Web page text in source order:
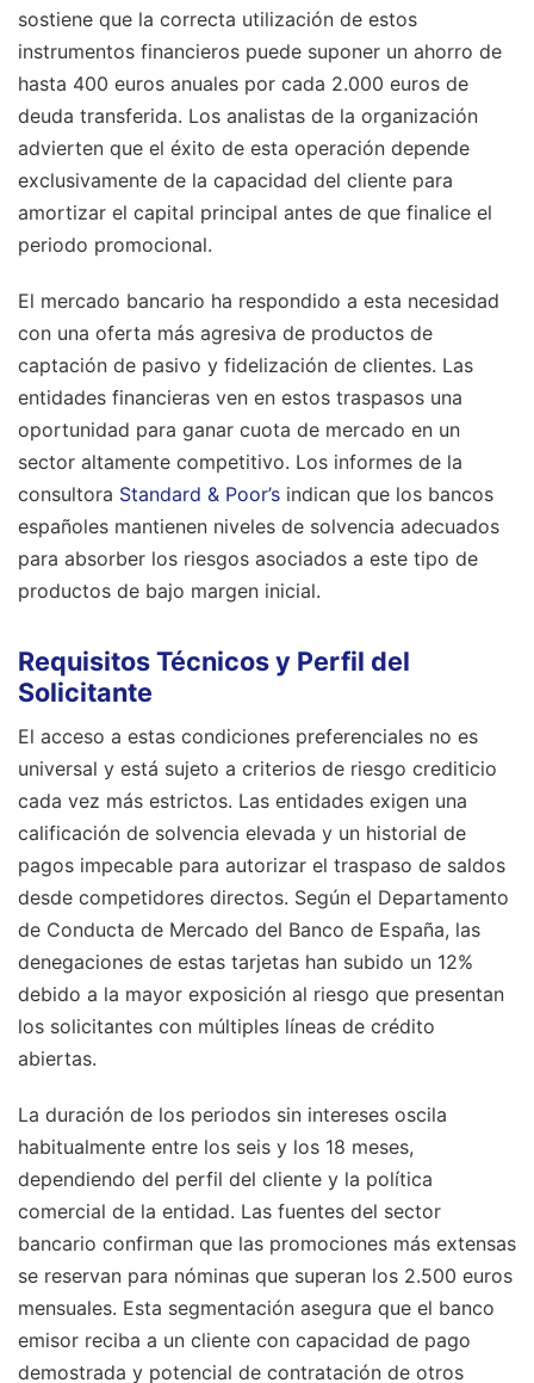
sostiene que la correcta utilización de estos
instrumentos financieros puede suponer un ahorro de
hasta 400 euros anuales por cada 2.000 euros de
deuda transferida. Los analistas de la organización
advierten que el éxito de esta operación depende
exclusivamente de la capacidad del cliente para
amortizar el capital principal antes de que finalice el
periodo promocional.
El mercado bancario ha respondido a esta necesidad
con una oferta más agresiva de productos de
captación de pasivo y fidelización de clientes. Las
entidades financieras ven en estos traspasos una
oportunidad para ganar cuota de mercado en un
sector altamente competitivo. Los informes de la
consultora Standard & Poor’s indican que los bancos
españoles mantienen niveles de solvencia adecuados
para absorber los riesgos asociados a este tipo de
productos de bajo margen inicial.
Requisitos Técnicos y Perfil del
Solicitante
El acceso a estas condiciones preferenciales no es
universal y está sujeto a criterios de riesgo crediticio
cada vez más estrictos. Las entidades exigen una
calificación de solvencia elevada y un historial de
pagos impecable para autorizar el traspaso de saldos
desde competidores directos. Según el Departamento
de Conducta de Mercado del Banco de España, las
denegaciones de estas tarjetas han subido un 12%
debido a la mayor exposición al riesgo que presentan
los solicitantes con múltiples líneas de crédito
abiertas.
La duración de los periodos sin intereses oscila
habitualmente entre los seis y los 18 meses,
dependiendo del perfil del cliente y la política
comercial de la entidad. Las fuentes del sector
bancario confirman que las promociones más extensas
se reservan para nóminas que superan los 2.500 euros
mensuales. Esta segmentación asegura que el banco
emisor reciba a un cliente con capacidad de pago
demostrada y potencial de contratación de otros